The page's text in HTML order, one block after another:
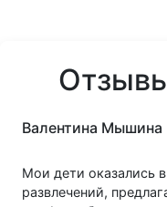
Валентина Мышина
Мои дети оказались
развлечений,